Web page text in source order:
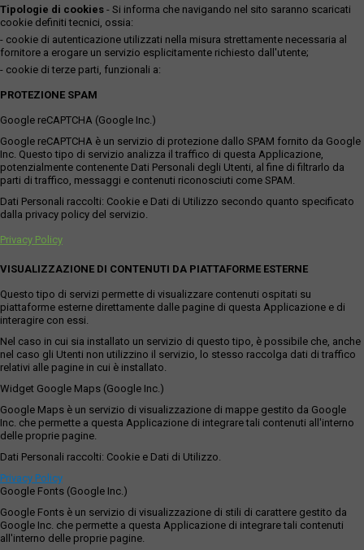
Tipologie di cookies - Si informa che navigando nel sito saranno scaricati
cookie definiti tecnici, ossia:
- cookie di autenticazione utilizzati nella misura strettamente necessaria al
fornitore a erogare un servizio esplicitamente richiesto dall'utente;
- cookie di terze parti, funzionali a:
PROTEZIONE SPAM
Google reCAPTCHA (Google Inc.)
Google reCAPTCHA è un servizio di protezione dallo SPAM fornito da Google
Inc. Questo tipo di servizio analizza il traffico di questa Applicazione,
potenzialmente contenente Dati Personali degli Utenti, al fine di filtrarlo da
parti di traffico, messaggi e contenuti riconosciuti come SPAM.
Dati Personali raccolti: Cookie e Dati di Utilizzo secondo quanto specificato
dalla privacy policy del servizio.
Privacy Policy
VISUALIZZAZIONE DI CONTENUTI DA PIATTAFORME ESTERNE
Questo tipo di servizi permette di visualizzare contenuti ospitati su
piattaforme esterne direttamente dalle pagine di questa Applicazione e di
interagire con essi.
Nel caso in cui sia installato un servizio di questo tipo, è possibile che, anche
nel caso gli Utenti non utilizzino il servizio, lo stesso raccolga dati di traffico
relativi alle pagine in cui è installato.
Widget Google Maps (Google Inc.)
Google Maps è un servizio di visualizzazione di mappe gestito da Google
Inc. che permette a questa Applicazione di integrare tali contenuti all'interno
delle proprie pagine.
Dati Personali raccolti: Cookie e Dati di Utilizzo.
Privacy Policy
Google Fonts (Google Inc.)
Google Fonts è un servizio di visualizzazione di stili di carattere gestito da
Google Inc. che permette a questa Applicazione di integrare tali contenuti
all'interno delle proprie pagine.